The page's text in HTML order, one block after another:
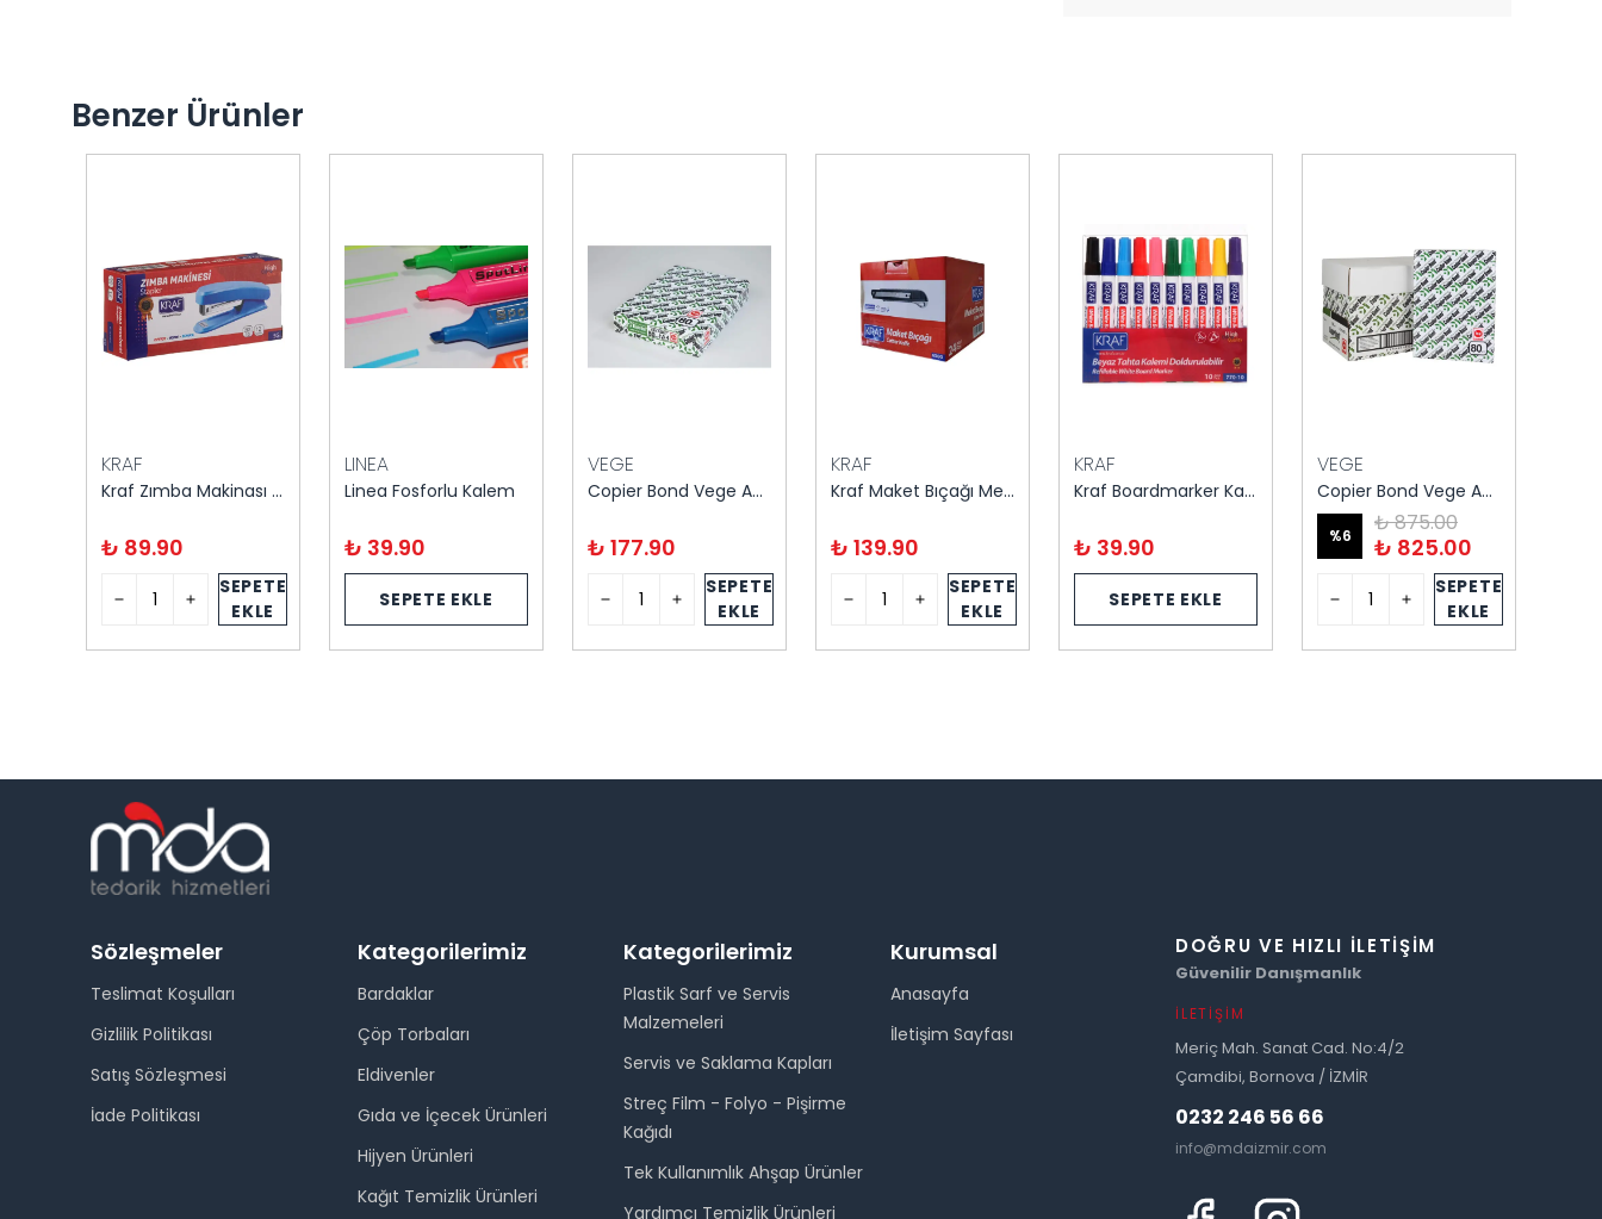
Benzer Ürünler
KRAF
Kraf Zımba Makinası No:10
₺ 89.90
SEPETE
EKLE
LINEA
Linea Fosforlu Kalem
₺ 39.90
SEPETE EKLE
VEGE
Copier Bond Vege A4 Fotokopi Kağıdı 500 Sayfa
₺ 177.90
SEPETE
EKLE
KRAF
Kraf Maket Bıçağı Metal Gövdeli
₺ 139.90
SEPETE
EKLE
KRAF
Kraf Boardmarker Kalem - Kırmızı/mavi/siyah
₺ 39.90
SEPETE EKLE
VEGE
Copier Bond Vege A4 Fotokopi Kağıdı 500 Yaprak *5 Paket
%6 ₺ 875.00
₺ 825.00
SEPETE
EKLE
Sözleşmeler
Teslimat Koşulları
Gizlilik Politikası
Satış Sözleşmesi
İade Politikası
Kategorilerimiz
Bardaklar
Çöp Torbaları
Eldivenler
Gıda ve İçecek Ürünleri
Hijyen Ürünleri
Kağıt Temizlik Ürünleri
Kategorilerimiz
Plastik Sarf ve Servis
Malzemeleri
Servis ve Saklama Kapları
Streç Film - Folyo - Pişirme
Kağıdı
Tek Kullanımlık Ahşap Ürünler
Yardımcı Temizlik Ürünleri
Kurumsal
Anasayfa
İletişim Sayfası
DOĞRU VE HIZLI İLETIŞIM
Güvenilir Danışmanlık
İLETIŞIM
Meriç Mah. Sanat Cad. No:4/2
Çamdibi, Bornova / İZMİR
0232 246 56 66
info@mdaizmir.com